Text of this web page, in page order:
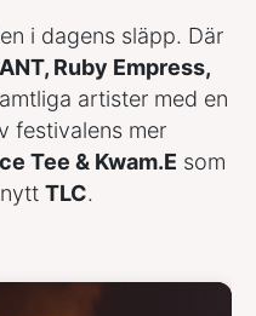
i dagens släpp. Där
Ruby Empress,
artister med en
festivalens mer
Tee & Kwam.E som
TLC.